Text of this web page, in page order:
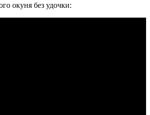
окуня без удочки: